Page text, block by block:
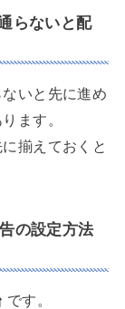
らないと配
いと先に進め
ます。
揃えておくと
の設定方法
です。